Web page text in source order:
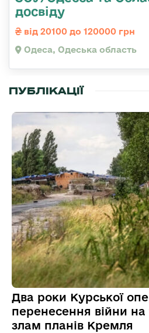
досвіду
від 20100 до 120000 грн
Одеса, Одеська область
ПУБЛІКАЦІЇ
Два роки Курської
перенесення війни
злам планів Кремля